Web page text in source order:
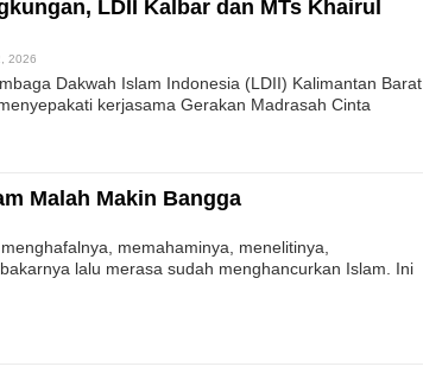
LDII Kalbar dan MTs Khairul
2026
Dakwah Islam Indonesia (LDII) Kalimantan Barat
kerjasama Gerakan Madrasah Cinta
Malah Makin Bangga
memahaminya, menelitinya,
lalu merasa sudah menghancurkan Islam. Ini